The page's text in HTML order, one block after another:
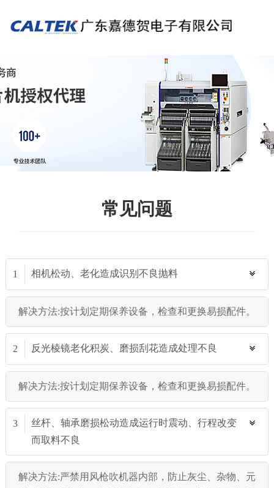
常见问题
1 相机松动、老化造成识别不良抛料
解决方法:按计划定期保养设备，检查和更换易损配件。
2 反光棱镜老化积炭、磨损刮花造成处理不良
解决方法:按计划定期保养设备，检查和更换易损配件。
3
丝杆、轴承磨损松动造成运行时震动、行程改变
而取料不良
解决方法:严禁用风枪吹机器内部，防止灰尘、杂物、元